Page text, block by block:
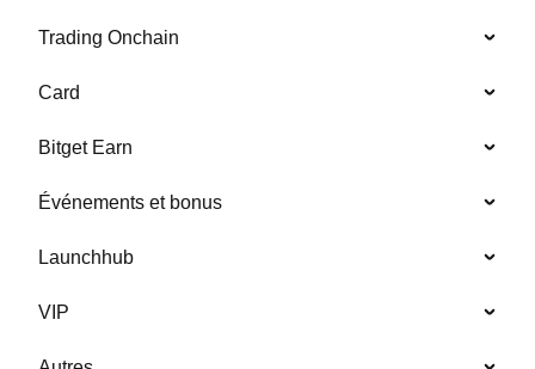
Trading Onchain
Card
Bitget Earn
Événements et bonus
Launchhub
VIP